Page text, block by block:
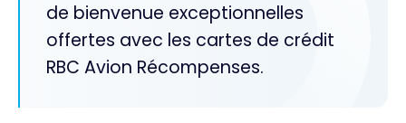
de bienvenue exceptionnelles
offertes avec les cartes de crédit
RBC Avion Récompenses.